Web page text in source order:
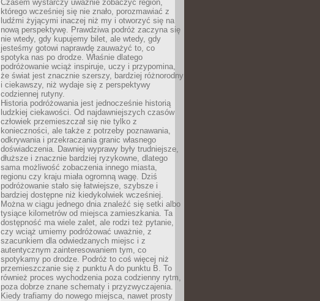
Czasem wystarczy uważnie zobaczyć region,
którego wcześniej się nie znało, porozmawiać z
ludźmi żyjącymi inaczej niż my i otworzyć się na
nową perspektywę. Prawdziwa podróż zaczyna się
nie wtedy, gdy kupujemy bilet, ale wtedy, gdy
jesteśmy gotowi naprawdę zauważyć to, co
spotyka nas po drodze. Właśnie dlatego
podróżowanie wciąż inspiruje, uczy i przypomina,
że świat jest znacznie szerszy, bardziej różnorodny
i ciekawszy, niż wydaje się z perspektywy
codziennej rutyny.
Historia podróżowania jest jednocześnie historią
ludzkiej ciekawości. Od najdawniejszych czasów
człowiek przemieszczał się nie tylko z
konieczności, ale także z potrzeby poznawania,
odkrywania i przekraczania granic własnego
doświadczenia. Dawniej wyprawy były trudniejsze,
dłuższe i znacznie bardziej ryzykowne, dlatego
sama możliwość zobaczenia innego miasta,
regionu czy kraju miała ogromną wagę. Dziś
podróżowanie stało się łatwiejsze, szybsze i
bardziej dostępne niż kiedykolwiek wcześniej.
Można w ciągu jednego dnia znaleźć się setki albo
tysiące kilometrów od miejsca zamieszkania. Ta
dostępność ma wiele zalet, ale rodzi też pytanie,
czy wciąż umiemy podróżować uważnie, z
szacunkiem dla odwiedzanych miejsc i z
autentycznym zainteresowaniem tym, co
spotykamy po drodze. Podróż to coś więcej niż
przemieszczanie się z punktu A do punktu B. To
również proces wychodzenia poza codzienny rytm,
poza dobrze znane schematy i przyzwyczajenia.
Kiedy trafiamy do nowego miejsca, nawet prosty